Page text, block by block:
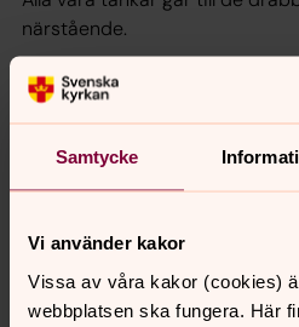
Samtycke
Vi använder kakor
Vissa av våra kakor (cookies)
webbplatsen ska fungera. Här
närstående.
Synpunkter eller
Dela